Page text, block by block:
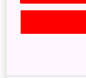
●이벤트 기간 :
(금)
●당첨자 발표 :